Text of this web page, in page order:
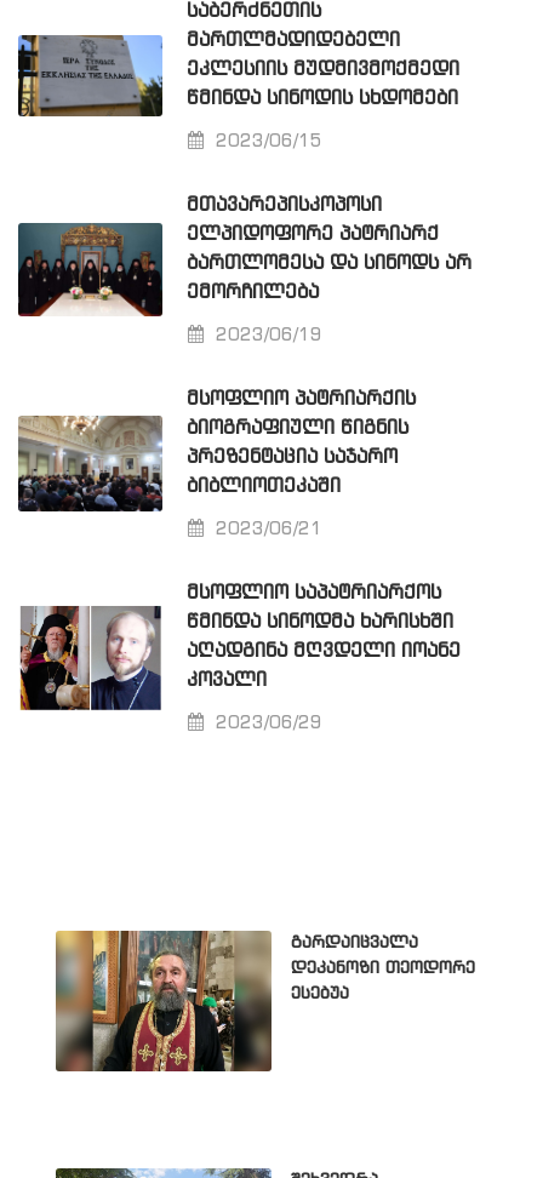
ᲡᲐᲑᲔᲠᲫᲜᲔᲗᲘᲡ
ᲛᲐᲠᲗᲚᲛᲐᲓᲘᲓᲔᲑᲔᲚᲘ
ᲔᲙᲚᲔᲡᲘᲘᲡ ᲛᲣᲓᲛᲘᲕᲛᲝᲥᲛᲔᲓᲘ
ᲬᲛᲘᲜᲓᲐ ᲡᲘᲜᲝᲓᲘᲡ ᲡᲮᲓᲝᲛᲔᲑᲘ
2023/06/15
ᲛᲗᲐᲕᲐᲠᲔᲞᲘᲡᲙᲝᲞᲝᲡᲘ
ᲔᲚᲞᲘᲓᲝᲤᲝᲠᲔ ᲞᲐᲢᲠᲘᲐᲠᲥ
ᲑᲐᲠᲗᲚᲝᲛᲔᲡᲐ ᲓᲐ ᲡᲘᲜᲝᲓᲡ ᲐᲠ
ᲔᲛᲝᲠᲩᲘᲚᲔᲑᲐ
2023/06/19
ᲛᲡᲝᲤᲚᲘᲝ ᲞᲐᲢᲠᲘᲐᲠᲥᲘᲡ
ᲑᲘᲝᲒᲠᲐᲤᲘᲣᲚᲘ ᲬᲘᲒᲜᲘᲡ
ᲞᲠᲔᲖᲔᲜᲢᲐᲪᲘᲐ ᲡᲐᲯᲐᲠᲝ
ᲑᲘᲑᲚᲘᲝᲗᲔᲙᲐᲨᲘ
2023/06/21
ᲛᲡᲝᲤᲚᲘᲝ ᲡᲐᲞᲐᲢᲠᲘᲐᲠᲥᲝᲡ
ᲬᲛᲘᲜᲓᲐ ᲡᲘᲜᲝᲓᲛᲐ ᲮᲐᲠᲘᲡᲮᲨᲘ
ᲐᲦᲐᲓᲒᲘᲜᲐ ᲛᲦᲕᲓᲔᲚᲘ ᲘᲝᲐᲜᲔ
ᲙᲝᲕᲐᲚᲘ
2023/06/29
გარდაიცვალა
დეკანოზი თეოდორე
ესებუა